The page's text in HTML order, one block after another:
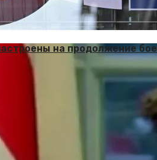
на продолжение